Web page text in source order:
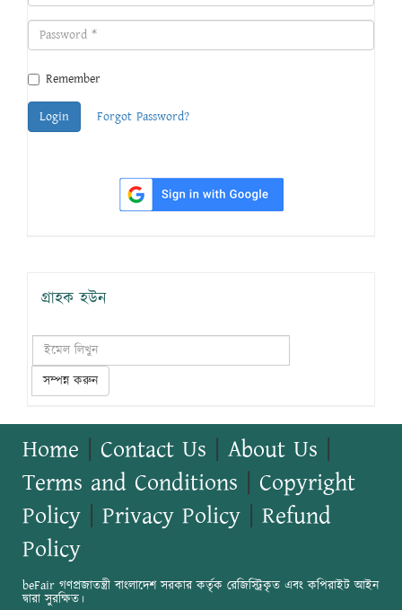
Remember
Login Forgot Password?
গ্রাহক হউন
সম্পন্ন করুন
Home Contact Us About Us
Terms and Conditions
Copyright
Policy
Privacy Policy
Refund
Policy
beFair গণপ্রজাতন্ত্রী বাংলাদেশ সরকার কর্তৃক রেজিস্ট্রিকৃত এবং কপিরাইট আইন
দ্বারা সুরক্ষিত।